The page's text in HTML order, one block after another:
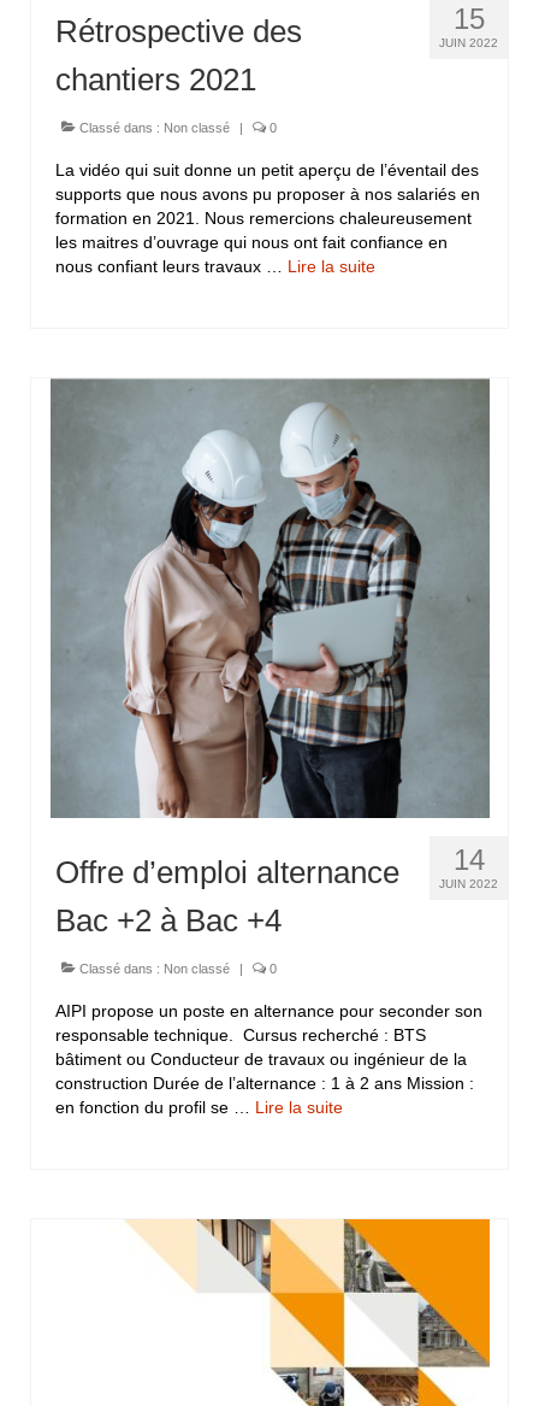
15
JUIN 2022
Rétrospective des
chantiers 2021
Classé dans : Non classé | 0
La vidéo qui suit donne un petit aperçu de l’éventail des
supports que nous avons pu proposer à nos salariés en
formation en 2021. Nous remercions chaleureusement
les maitres d’ouvrage qui nous ont fait confiance en
nous confiant leurs travaux … Lire la suite­­
14
JUIN 2022
Offre d’emploi alternance
Bac +2 à Bac +4
Classé dans : Non classé | 0
AIPI propose un poste en alternance pour seconder son
responsable technique. Cursus recherché : BTS
bâtiment ou Conducteur de travaux ou ingénieur de la
construction Durée de l’alternance : 1 à 2 ans Mission :
en fonction du profil se … Lire la suite­­